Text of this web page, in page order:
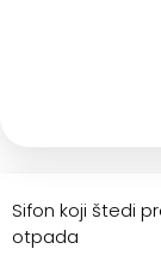
Sifon koji štedi
otpada